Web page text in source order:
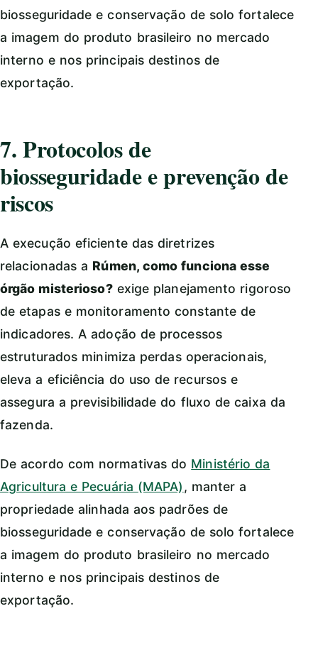
biosseguridade e conservação de solo fortalece
a imagem do produto brasileiro no mercado
interno e nos principais destinos de
exportação.
7. Protocolos de
biosseguridade e prevenção de
riscos
A execução eficiente das diretrizes
relacionadas a Rúmen, como funciona esse
órgão misterioso?exige planejamento rigoroso
de etapas e monitoramento constante de
indicadores. A adoção de processos
estruturados minimiza perdas operacionais,
eleva a eficiência do uso de recursos e
assegura a previsibilidade do fluxo de caixa da
fazenda.
De acordo com normativas do Ministério da
Agricultura e Pecuária (MAPA), manter a
propriedade alinhada aos padrões de
biosseguridade e conservação de solo fortalece
a imagem do produto brasileiro no mercado
interno e nos principais destinos de
exportação.